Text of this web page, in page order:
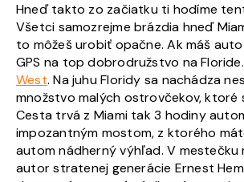
Hneď takto zo začiatku ti hodíme
Všetci samozrejme brázdia hneď
to môžeš urobiť opačne. Ak máš
GPS na top dobrodružstvo na
West. Na juhu Floridy sa nachádza
množstvo malých ostrovčekov, ktoré
Cesta trvá z Miami tak 3 hodiny
impozantným mostom, z ktorého
autom nádherný výhľad. V mestečku
autor stratenej generácie Ernest